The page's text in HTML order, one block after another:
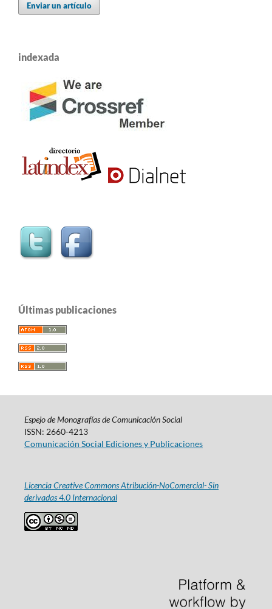
Enviar un artículo
indexada
Últimas publicaciones
Espejo de Monografías de Comunicación Social
ISSN: 2660-4213
Comunicación Social Ediciones y Publicaciones
Licencia Creative Commons Atribución-NoComercial- Sin
derivadas 4.0 Internacional